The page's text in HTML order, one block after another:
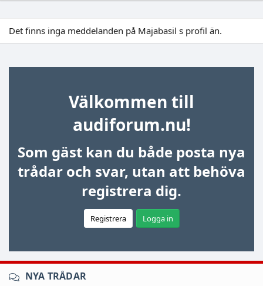
Det finns inga meddelanden på Majabasil s profil än.
Välkommen till
audiforum.nu!
Som gäst kan du både posta nya
trådar och svar, utan att behöva
registrera dig.
Registrera Logga in
NYA TRÅDAR